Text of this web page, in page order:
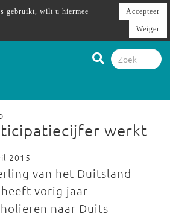
werkt
2015
van het Duitsland
vorig jaar
naar Duits
gebruikt, wilt u hiermee
Accepteer
Weiger